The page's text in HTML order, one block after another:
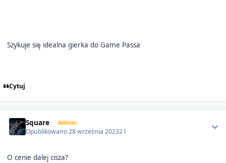
Szykuje się idealna gierka do Game Passa
Cytuj
Square Admini
Opublikowano28 września 20232 l
O cenie dalej cisza?